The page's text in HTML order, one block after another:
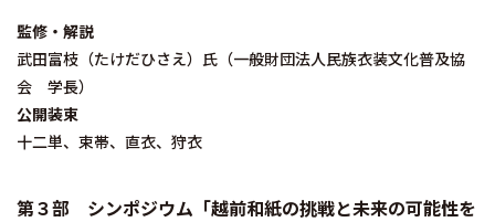
監修・解説
武田富枝（たけだひさえ）氏（一般財団法人民族衣装文化普及協
会 学長）
公開装束
十二単、束帯、直衣、狩衣
第３部 シンポジウム「越前和紙の挑戦と未来の可能性を